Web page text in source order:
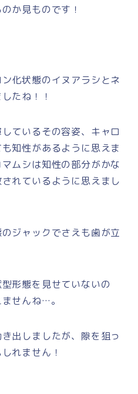
か見ものです！
化状態のイヌアラシとネ
たね！！
ているその容姿、キャロ
知性があるように思えま
ムシは知性の部分がかな
れているように思えまし
ジャックでさえも歯が立
形態を見せていないの
せんね…。
出しましたが、隙を狙っ
れません！